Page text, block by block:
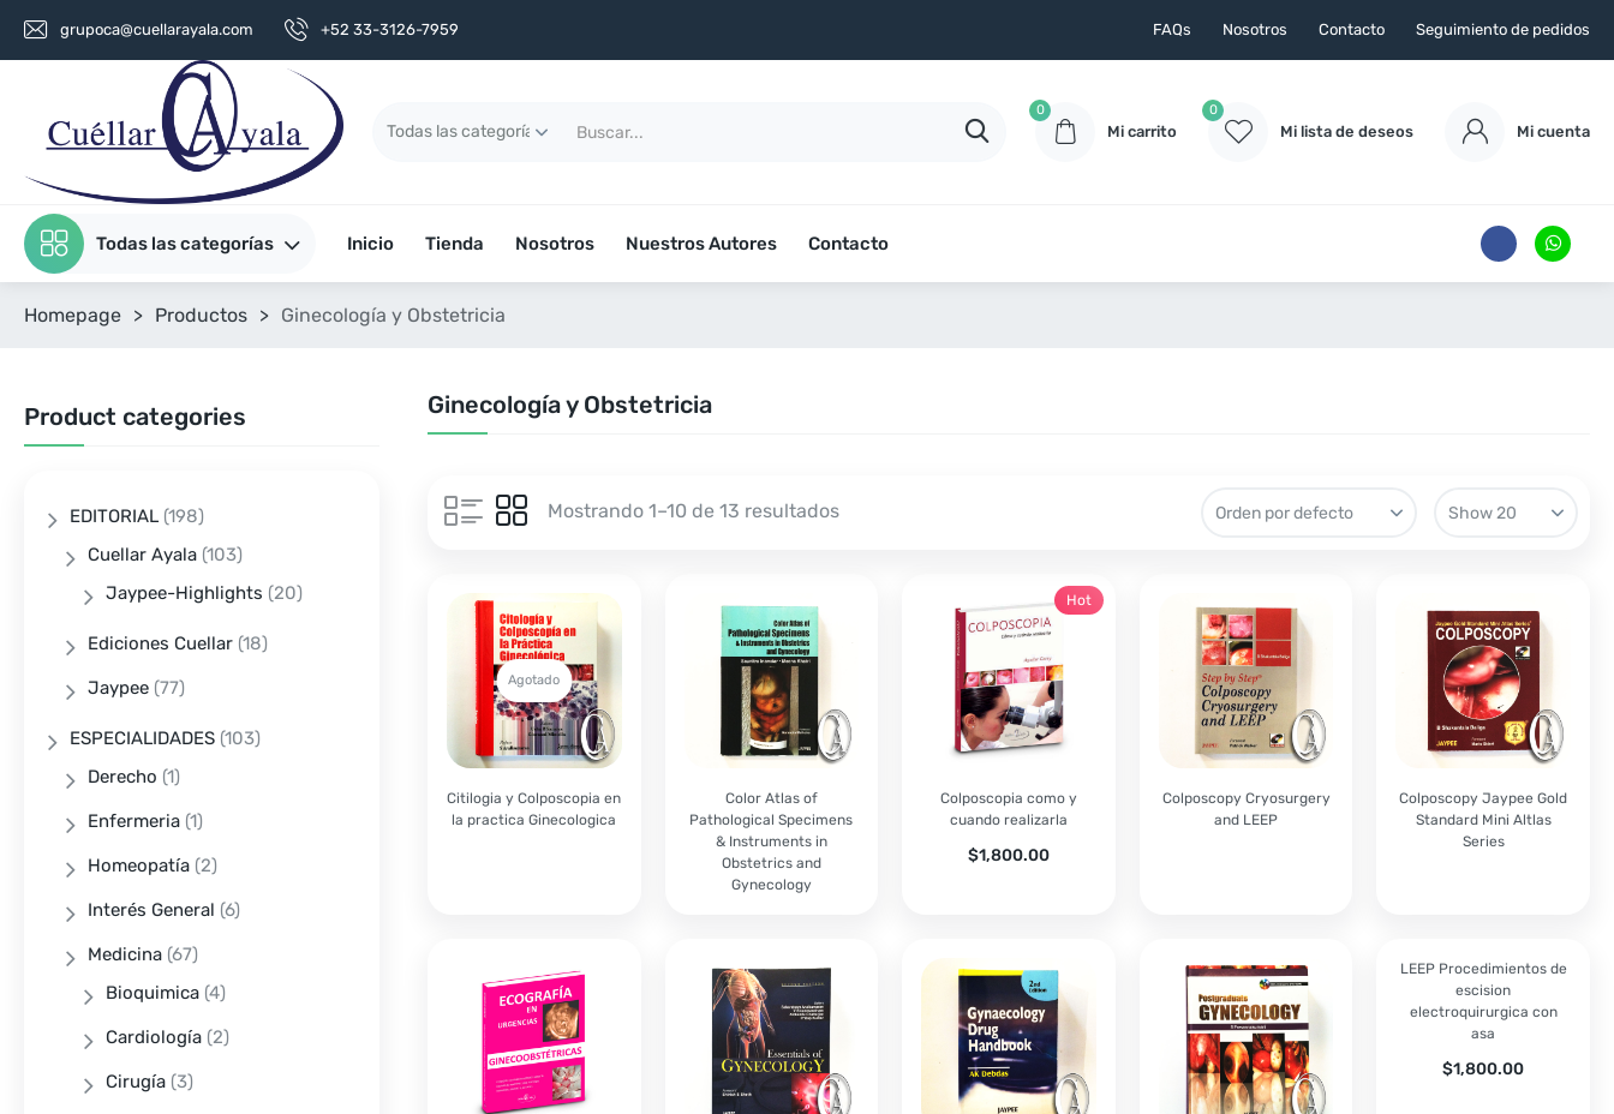
grupoca@cuellarayala.com +52 33-3126-7959 FAQs Nosotros Contacto Seguimiento de pedidos
0
Mi carrito
0
Mi lista de deseos Mi cuenta
Todas las categorías Inicio Tienda Nosotros Nuestros Autores Contacto
Homepage > Productos > Ginecología y Obstetricia
Ginecología y Obstetricia
Mostrando 1–10 de 13 resultados
Agotado
Citilogia y Colposcopia en
la practica Ginecologica
Color Atlas of
Pathological Specimens
& Instruments in
Obstetrics and
Gynecology
Colposcopia como y
cuando realizarla
$1,800.00
Hot
Colposcopy Cryosurgery
and LEEP
Colposcopy Jaypee Gold
Standard Mini Altlas
Series
LEEP Procedimientos de
escision
electroquirurgica con
asa
$1,800.00
Product categories
EDITORIAL (198)
Cuellar Ayala (103)
Jaypee-Highlights (20)
Ediciones Cuellar (18)
Jaypee (77)
ESPECIALIDADES (103)
Derecho (1)
Enfermeria (1)
Homeopatía (2)
Interés General (6)
Medicina (67)
Bioquimica (4)
Cardiología (2)
Cirugía (3)